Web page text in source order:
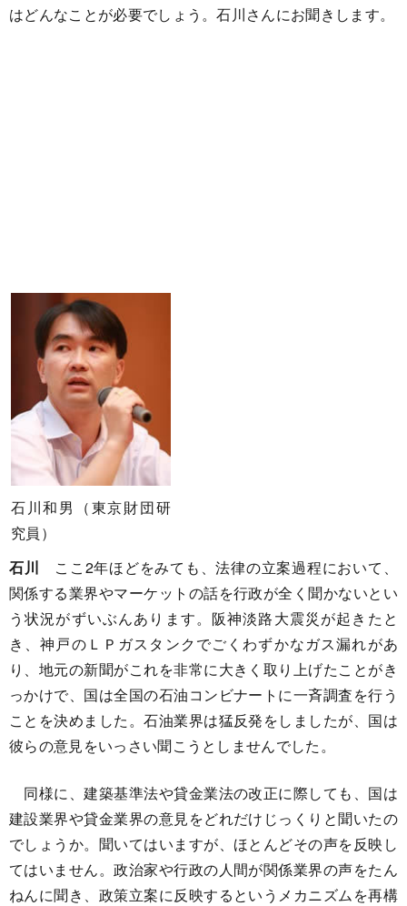
はどんなことが必要でしょう。石川さんにお聞きします。
石川和男（東京財団研
究員）
石川 ここ2年ほどをみても、法律の立案過程において、
関係する業界やマーケットの話を行政が全く聞かないとい
う状況がずいぶんあります。阪神淡路大震災が起きたと
き、神戸のＬＰガスタンクでごくわずかなガス漏れがあ
り、地元の新聞がこれを非常に大きく取り上げたことがき
っかけで、国は全国の石油コンビナートに一斉調査を行う
ことを決めました。石油業界は猛反発をしましたが、国は
彼らの意見をいっさい聞こうとしませんでした。
同様に、建築基準法や貸金業法の改正に際しても、国は
建設業界や貸金業界の意見をどれだけじっくりと聞いたの
でしょうか。聞いてはいますが、ほとんどその声を反映し
てはいません。政治家や行政の人間が関係業界の声をたん
ねんに聞き、政策立案に反映するというメカニズムを再構